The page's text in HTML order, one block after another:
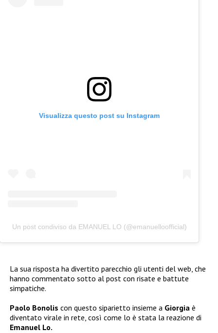
Visualizza questo post su Instagram
Un post condiviso da EMANUEL LO (@emanuelloofficial)
La sua risposta ha divertito parecchio gli utenti del web, che
hanno commentato sotto al post con risate e battute
simpatiche.
Paolo Bonolis con questo siparietto insieme a Giorgia è
diventato virale in rete, così come lo è stata la reazione di
Emanuel Lo.